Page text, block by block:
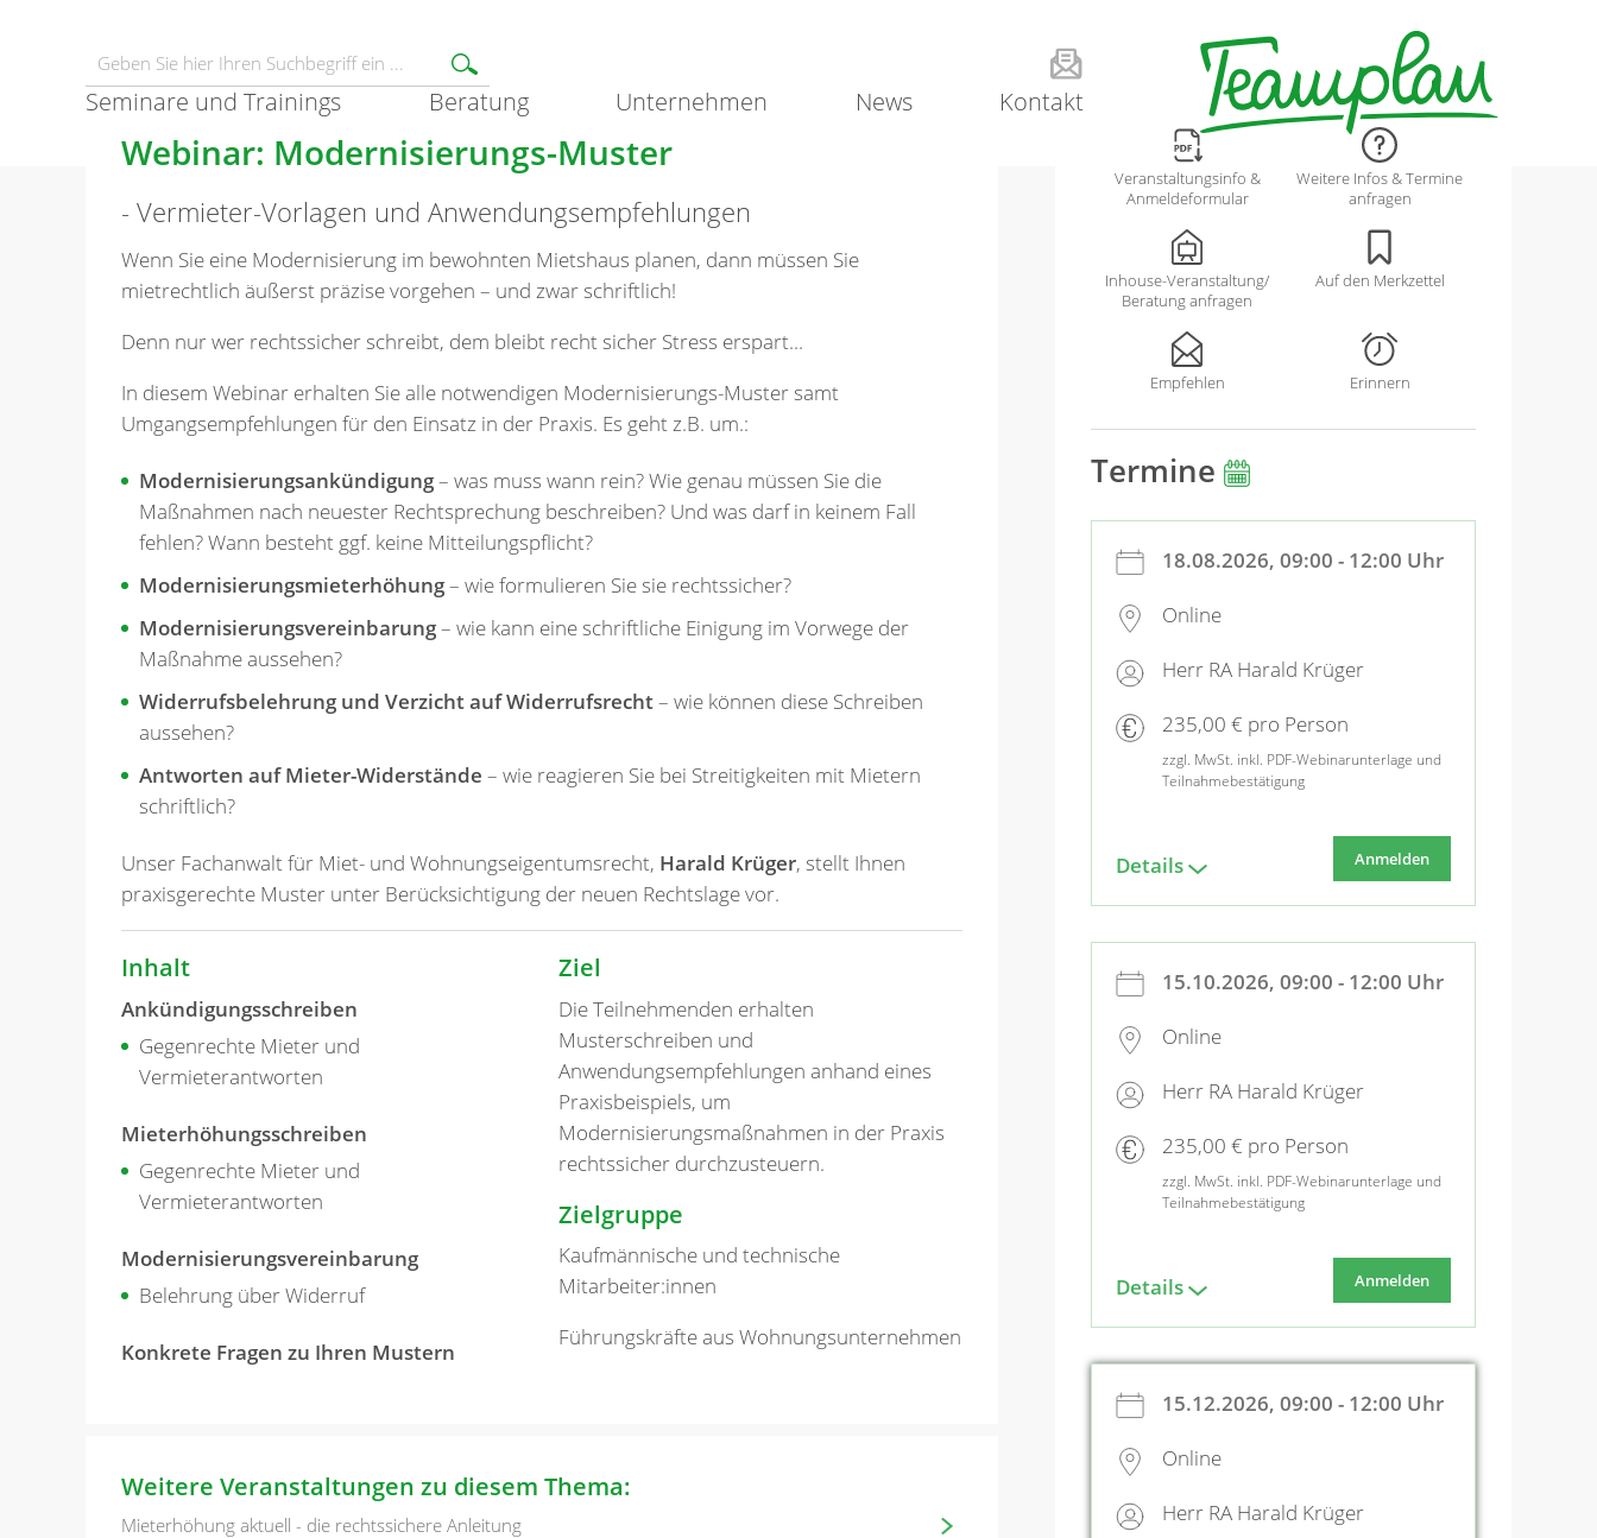
Seminare und Trainings Beratung Unternehmen News Kontakt
Webinar: Modernisierungs-Muster
- Vermieter-Vorlagen und Anwendungsempfehlungen
Wenn Sie eine Modernisierung im bewohnten Mietshaus planen, dann müssen Sie
mietrechtlich äußerst präzise vorgehen – und zwar schriftlich!
Denn nur wer rechtssicher schreibt, dem bleibt recht sicher Stress erspart...
In diesem Webinar erhalten Sie alle notwendigen Modernisierungs-Muster samt
Umgangsempfehlungen für den Einsatz in der Praxis. Es geht z.B. um.:
Modernisierungsankündigung– was muss wann rein? Wie genau müssen Sie die
Maßnahmen nach neuester Rechtsprechung beschreiben? Und was darf in keinem Fall
fehlen? Wann besteht ggf. keine Mitteilungspflicht?
Modernisierungsmieterhöhung– wie formulieren Sie sie rechtssicher?
Modernisierungsvereinbarung– wie kann eine schriftliche Einigung im Vorwege der
Maßnahme aussehen?
Widerrufsbelehrung und Verzicht auf Widerrufsrecht– wie können diese Schreiben
aussehen?
Antworten auf Mieter-Widerstände – wie reagieren Sie bei Streitigkeiten mit Mietern
schriftlich?
Unser Fachanwalt für Miet- und Wohnungseigentumsrecht, Harald Krüger, stellt Ihnen
praxisgerechte Muster unter Berücksichtigung der neuen Rechtslage vor.
Inhalt
Ankündigungsschreiben
Gegenrechte Mieter und
Vermieterantworten
Mieterhöhungsschreiben
Gegenrechte Mieter und
Vermieterantworten
Modernisierungsvereinbarung
Belehrung über Widerruf
Konkrete Fragen zu Ihren Mustern
Ziel
Die Teilnehmenden erhalten
Musterschreiben und
Anwendungsempfehlungen anhand eines
Praxisbeispiels, um
Modernisierungsmaßnahmen in der Praxis
rechtssicher durchzusteuern.
Zielgruppe
Kaufmännische und technische
Mitarbeiter:innen
Führungskräfte aus Wohnungsunternehmen
Weitere Veranstaltungen zu diesem Thema:
Mieterhöhung aktuell - die rechtssichere Anleitung
Veranstaltungsinfo &
Anmeldeformular
Weitere Infos & Termine
anfragen
Inhouse-Veranstaltung/
Beratung anfragen
Auf den Merkzettel
Empfehlen Erinnern
Termine
18.08.2026, 09:00 - 12:00 Uhr
Online
Herr RA Harald Krüger
235,00 € pro Person
zzgl. MwSt. inkl. PDF-Webinarunterlage und
Teilnahmebestätigung
Details Anmelden
15.10.2026, 09:00 - 12:00 Uhr
Online
Herr RA Harald Krüger
235,00 € pro Person
zzgl. MwSt. inkl. PDF-Webinarunterlage und
Teilnahmebestätigung
Details Anmelden
15.12.2026, 09:00 - 12:00 Uhr
Online
Herr RA Harald Krüger